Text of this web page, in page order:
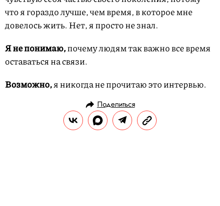
что я гораздо лучше, чем время, в которое мне
довелось жить. Нет, я просто не знал.
Я не понимаю,почему людям так важно все время
оставаться на связи.
Возможно,я никогда не прочитаю это интервью.
Поделиться